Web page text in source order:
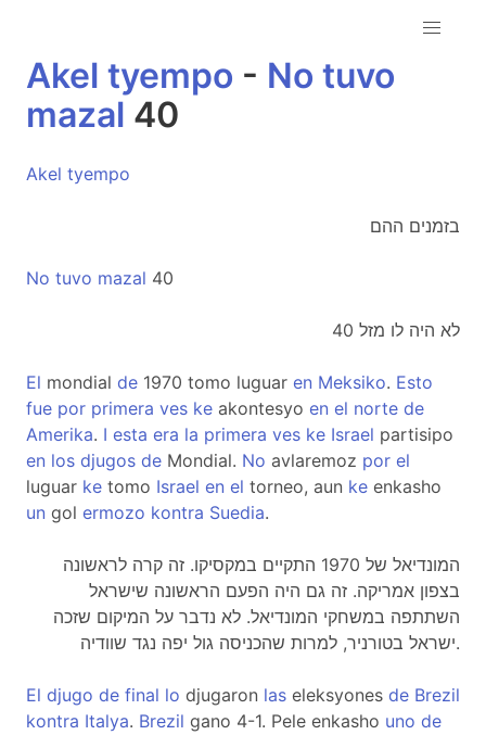
Akel tyempo - No tuvo
mazal 40
Akel tyempo
בזמנים ההם
No tuvo mazal 40
לא היה לו מזל 40
El mondial de 1970 tomo luguar en Meksiko. Esto
fue por primera ves ke akontesyo en el norte de
Amerika. I esta era la primera ves ke Israel partisipo
en los djugos de Mondial. No avlaremoz por el
luguar ke tomo Israel en el torneo, aun ke enkasho
un gol ermozo kontra Suedia.
המונדיאל של 1970 התקיים במקסיקו. זה קרה לראשונה
בצפון אמריקה. זה גם היה הפעם הראשונה שישראל
השתתפה במשחקי המונדיאל. לא נדבר על המיקום שזכה
ישראל בטורניר, למרות שהכניסה גול יפה נגד שוודיה.
El djugo de final lo djugaron las eleksyones de Brezil
kontra Italya. Brezil gano 4-1. Pele enkasho uno de